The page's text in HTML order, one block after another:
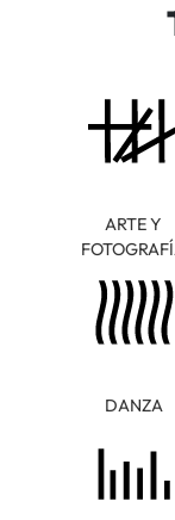
ARTE Y
DANZA